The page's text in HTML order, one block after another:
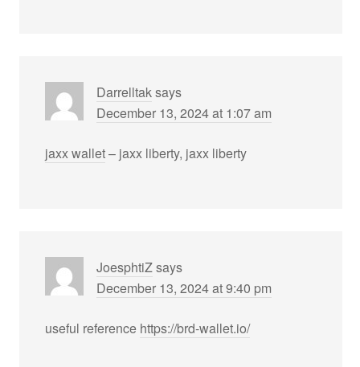
Darrelltaksays
December 13, 2024 at 1:07 am
jaxx wallet– jaxx liberty, jaxx liberty
JoesphtiZsays
December 13, 2024 at 9:40 pm
useful reference https://brd-wallet.io/